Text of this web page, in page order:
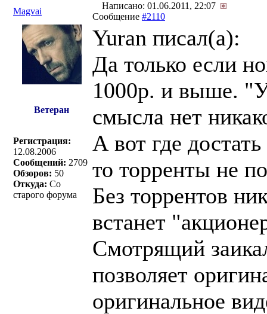
Magvai
Написано: 01.06.2011, 22:07
Сообщение #2110
Ветеран
Регистрация:
12.08.2006
Сообщений: 2709
Обзоров: 50
Откуда: Со
старого форума
Yuran писал(a):
Да только если
1000р. и выше.
смысла нет
А вот где
то торренты не
Без торрентов
встанет
Смотрящий
позволяет
оригинальное